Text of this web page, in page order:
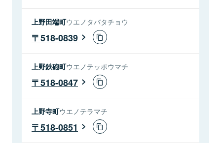
上野田端町ウエノタバタチョウ
518-0839
上野鉄砲町ウエノテッポウマチ
518-0847
上野寺町ウエノテラマチ
518-0851